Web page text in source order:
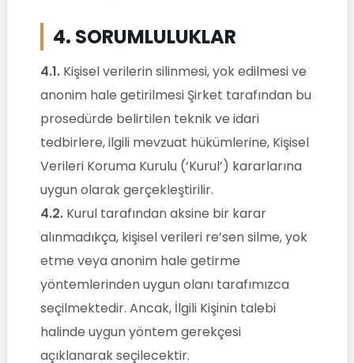
4. SORUMLULUKLAR
4.1.Kişisel verilerin silinmesi, yok edilmesi ve
anonim hale getirilmesi Şirket tarafından bu
prosedürde belirtilen teknik ve idari
tedbirlere, ilgili mevzuat hükümlerine, Kişisel
Verileri Koruma Kurulu (‘Kurul’) kararlarına
uygun olarak gerçekleştirilir.
4.2.Kurul tarafından aksine bir karar
alınmadıkça, kişisel verileri re’sen silme, yok
etme veya anonim hale getirme
yöntemlerinden uygun olanı tarafımızca
seçilmektedir. Ancak, İlgili Kişinin talebi
halinde uygun yöntem gerekçesi
açıklanarak seçilecektir.